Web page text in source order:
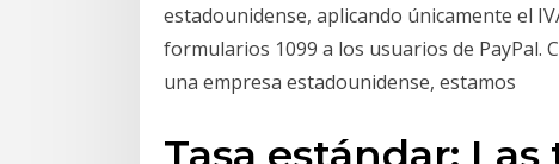
estadounidense, aplicando únicamente el
formularios 1099 a los usuarios de PayPal.
una empresa estadounidense, estamos